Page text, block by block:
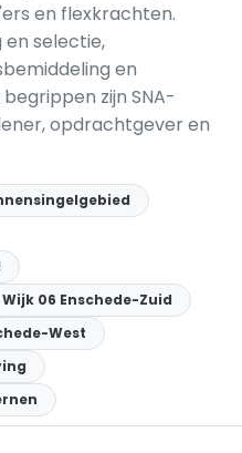
en flexkrachten.
selectie,
en
zijn SNA-
opdrachtgever en
Wijk 06 Enschede-Zuid
West